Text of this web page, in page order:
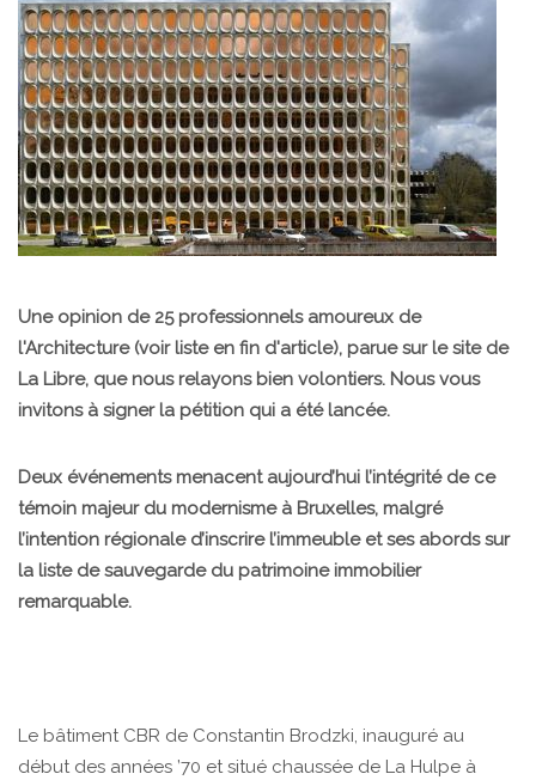
Une opinion de 25 professionnels amoureux de
l'Architecture (voir liste en fin d'article), parue sur le site de
La Libre, que nous relayons bien volontiers. Nous vous
invitons à signer la pétition qui a été lancée.
Deux événements menacent aujourd’hui l’intégrité de ce
témoin majeur du modernisme à Bruxelles, malgré
l’intention régionale d’inscrire l’immeuble et ses abords sur
la liste de sauvegarde du patrimoine immobilier
remarquable.
Le bâtiment CBR de Constantin Brodzki, inauguré au
début des années ’70 et situé chaussée de La Hulpe à